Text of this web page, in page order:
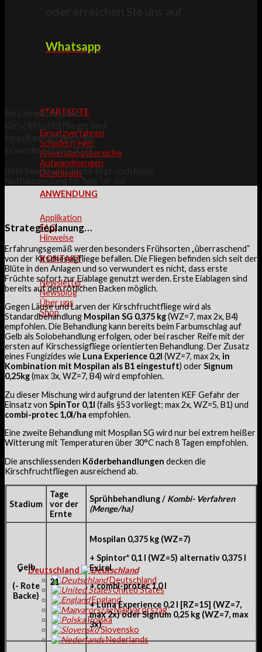
Whatsapp
STARTSEITE
Einsatzverfahren
Schaderrreger
Anwendungsbereiche
Aufwandmengen
Downloads
ANWENDUNG
Applikation
FAQ
Hinweise
KONTAKT
Newsletter
Newsblog
Über uns
Shop
Deutschland
Deutschland
United States
England
Magyarország
Polska
Slovensko
Nederlands
Bekämpfung der
kirschessigfliege im
Erwerbsanbau 2021
Bitte beachten! Derzeit liegt noch keine
Strategieplanung…
Erfahrungsgemäß werden besonders Frühsorten „überraschend“
von der Kirschessigfliege befallen. Die Fliegen befinden sich seit der
Blüte in den Anlagen und so verwundert es nicht, dass erste
Früchte sofort zur Eiablage genutzt werden. Erste Eiablagen sind
bereits auf den rötlichen Backen möglich.
Gegen Läuse und Larven der Kirschfruchtfliege wird als
Standardbehandlung Mospilan SG 0,375 kg(WZ=7, max 2x, B4)
empfohlen. Die Behandlung kann bereits beim Farbumschlag auf
Gelb als Solobehandlung erfolgen, oder bei rascher Reife mit der
ersten auf Kirschessigfliege orientierten Behandlung. Der Zusatz
eines Fungizides wie Luna Experience 0,2l (WZ=7, max 2x, in
Kombination mit Mospilan als B1 eingestuft) oderSignum
0,25kg(max 3x, WZ=7, B4) wird empfohlen.
Zu dieser Mischung wird aufgrund der latenten KEF Gefahr der
Einsatz von SpinTor 0,1l (falls §53 vorliegt; max 2x, WZ=5, B1) und
combi-protec 1,0l/ha empfohlen.
Eine zweite Behandlung mit Mospilan SG wird nur bei extrem heißer
Witterung mit Temperaturen über 30°C nach 8 Tagen empfohlen.
Die anschliessenden Köderbehandlungen decken die
Kirschfruchtfliegen ausreichend ab.
Stadium
Tage
vor der
Ernte
Sprühbehandlung / Kombi- Verfahren
(Menge/ha)
Gelb
(- Rote
Backe)
21
Mospilan 0,375 kg (WZ=7)
+ Spintor* 0,1 l (WZ=5) alternativ 0,375 l
Exirel
+ combi-protec 1,0 l
+Luna Experience 0,2 l [RZ=15] (WZ=7,
max 2x) oder Signum 0,25 kg (WZ=7, max
3x)